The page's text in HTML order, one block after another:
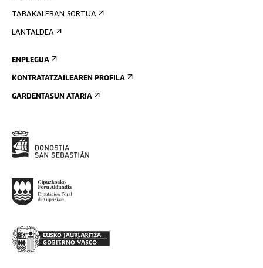
TABAKALERAN SORTUA
LANTALDEA
ENPLEGUA
KONTRATATZAILEAREN PROFILA
GARDENTASUN ATARIA